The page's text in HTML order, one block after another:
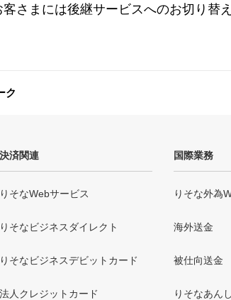
さまには後継サービスへのお切り替
ク
決済関連
りそなWebサービス
りそなビジネスダイレクト
りそなビジネスデビットカード
法人クレジットカード
国際業務
りそな外為
海外送金
被仕向送金
りそなあん